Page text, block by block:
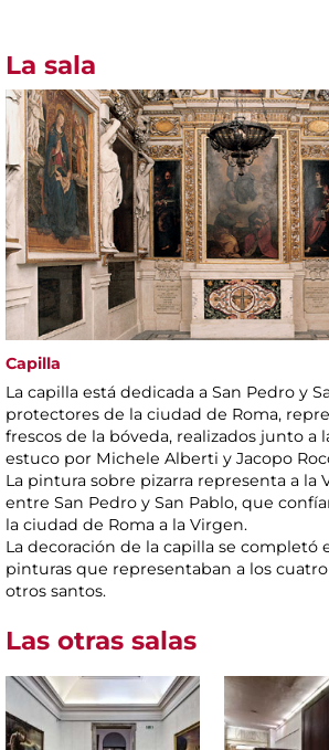
La sala
Capilla
La capilla está dedicada a San Pedro y
protectores de la ciudad de Roma,
frescos de la bóveda, realizados junto a
estuco por Michele Alberti y Jacopo
La pintura sobre pizarra representa a la
entre San Pedro y San Pablo, que
la ciudad de Roma a la Virgen.
La decoración de la capilla se completó
pinturas que representaban a los
otros santos.
Las otras salas